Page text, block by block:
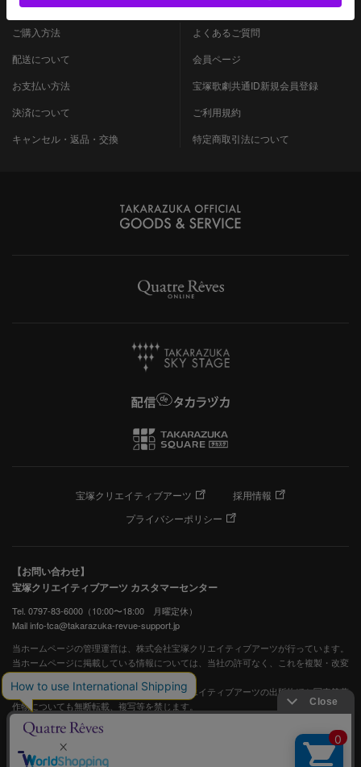
ご購入方法
配送について
お支払い方法
決済について
キャンセル・返品・交換
よくあるご質問
会員ページ
宝塚歌劇共通ID新規会員登録
ご利用規約
特定商取引法について
宝塚クリエイティブアーツ
採用情報
プライバシーポリシー
【お問い合わせ】
宝塚クリエイティブアーツ カスタマーセンター
Tel. 0797-83-6000（10:00〜18:00 月曜定休）
Mail info-tca@takarazuka-revue-support.jp
当ホームページの管理運営は、株式会社宝塚クリエイティブアーツが行っています。
当ホームページに掲載している情報については、当社の許可なく、これを複製・改変
することを固く禁止します。
また、阪急電鉄並びに宝塚歌劇団、宝塚クリエイティブアーツの出版物ほか写真等著
作物についても無断転載、複写等を禁じます。
宝塚歌劇公式ホームページ
JASRAC許諾番号：S0507081515